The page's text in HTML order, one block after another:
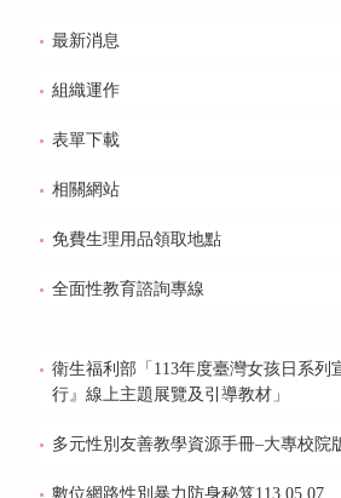
最新消息
組織運作
表單下載
相關網站
免費生理用品領取地點
全面性教育諮詢專線
衛生福利部「113年度臺灣女孩日系列
行』線上主題展覽及引導教材」
多元性別友善教學資源手冊–大專校院
數位網路性別暴力防身秘笈113.05.07